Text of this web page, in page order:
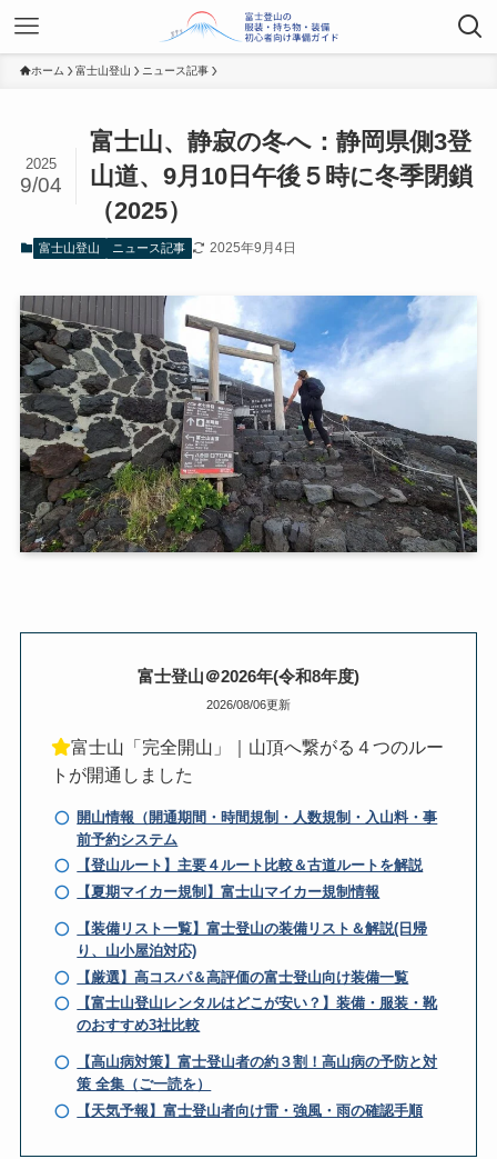
ホーム 富士山登山 ニュース記事
富士山、静寂の冬へ：静岡県側3登
山道、9月10日午後５時に冬季閉鎖
（2025）
2025
9/04
富士山登山 ニュース記事 2025年9月4日
富士登山＠2026年(令和8年度)
2026/08/06更新
富士山「完全開山」｜山頂へ繋がる４つのルー
トが開通しました
開山情報（開通期間・時間規制・人数規制・入山料・事
前予約システム
【登山ルート】主要４ルート比較＆古道ルートを解説
【夏期マイカー規制】富士山マイカー規制情報
【装備リスト一覧】富士登山の装備リスト＆解説(日帰
り、山小屋泊対応)
【厳選】高コスパ＆高評価の富士登山向け装備一覧
【富士山登山レンタルはどこが安い？】装備・服装・靴
のおすすめ3社比較
【高山病対策】富士登山者の約３割！高山病の予防と対
策 全集（ご一読を）
【天気予報】富士登山者向け雷・強風・雨の確認手順